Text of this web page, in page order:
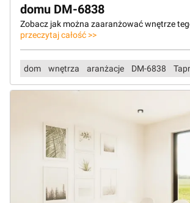
domu DM-6838
Zobacz jak można zaaranżować wnętrze
przeczytaj całość >>
dom wnętrza aranżacje DM-6838